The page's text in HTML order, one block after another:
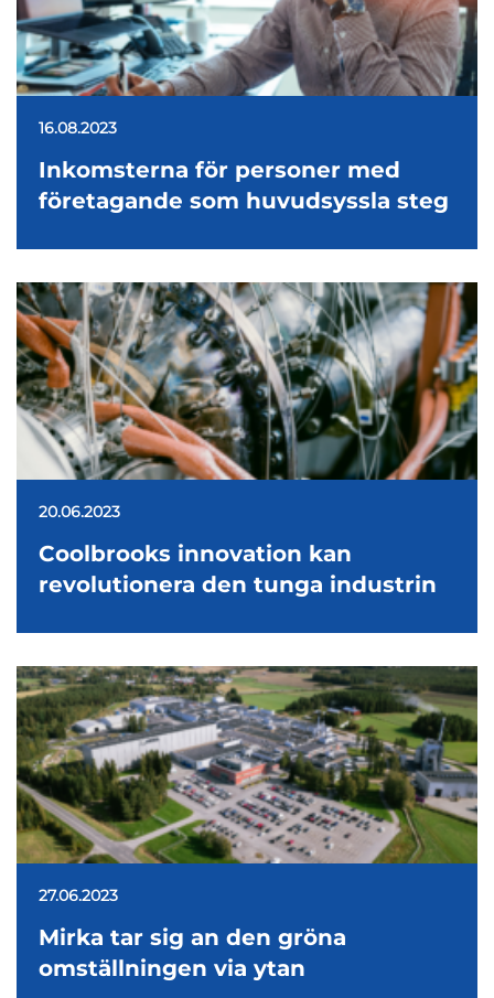
16.08.2023
Inkomsterna för personer med
företagande som huvudsyssla steg
20.06.2023
Coolbrooks innovation kan
revolutionera den tunga industrin
27.06.2023
Mirka tar sig an den gröna
omställningen via ytan